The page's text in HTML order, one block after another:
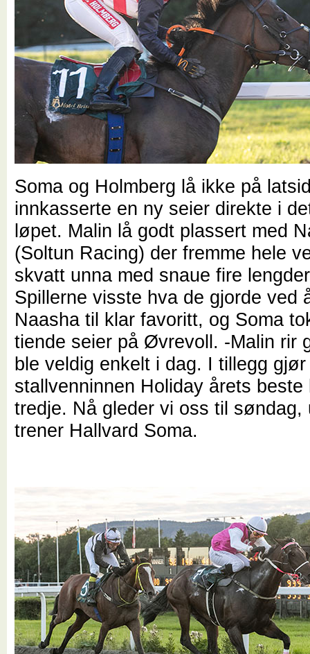
Soma og Holmberg lå ikke på
innkasserte en ny seier direkte i
løpet. Malin lå godt plassert med
(Soltun Racing) der fremme hele
skvatt unna med snaue fire
Spillerne visste hva de gjorde ved
Naasha til klar favoritt, og Soma
tiende seier på Øvrevoll. -Malin rir
ble veldig enkelt i dag. I tillegg gjør
stallvenninnen Holiday årets beste
tredje. Nå gleder vi oss til søndag,
trener Hallvard Soma.